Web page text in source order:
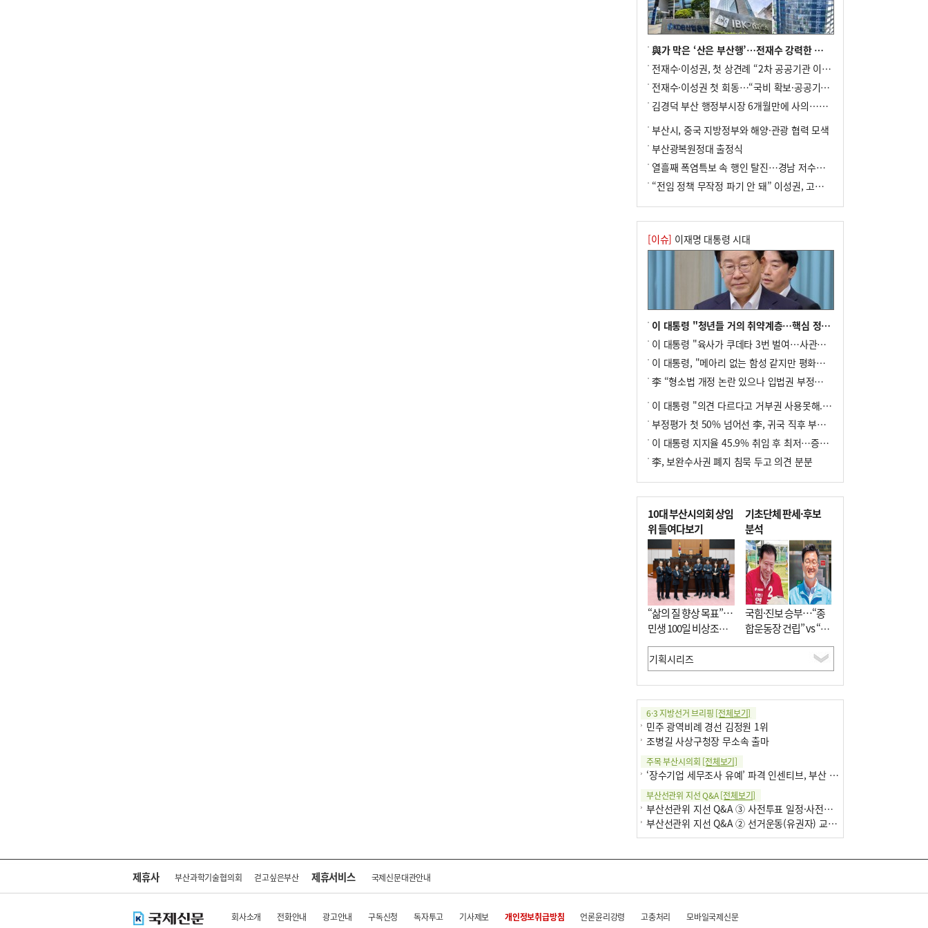
수도 도약의 전환점
9
외국인 선원 ‘인신매매 경유지’ 된 부산…
10 르노 못 타는 부산시장…관용차 규정에 막
힌 지역기업 응원
與가 막은 ‘산은 부산행’…전재수 강력한 의지 표명 없인 공염불
전재수·이성권, 첫 상견례 “2차 공공기관 이전 초당 협력”(종합)
전재수·이성권 첫 회동…“국비 확보·공공기관 이전 협력”
김경덕 부산 행정부시장 6개월만에 사의…후임 인선 촉각
부산시, 중국 지방정부와 해양·관광 협력 모색
부산광복원정대 출정식
열흘째 폭염특보 속 행인 탈진…경남 저수율 평년의 절반
“전임 정책 무작정 파기 안 돼” 이성권, 고강도 ‘전재수 견제’ 예고
[이슈] 이재명 대통령 시대
이 대통령 "청년들 거의 취약계층…핵심 정책 재편""
이 대통령 "육사가 쿠데타 3번 벌여…사관학교 통합 신속히 추진"
이 대통령, "메아리 없는 함성 같지만 평화공존책 계속해야"
李 “형소법 개정 논란 있으나 입법권 부정할 만큼은 아냐”(종합)
이 대통령 "의견 다르다고 거부권 사용못해.. 입법권 부정할 상황이라 보기 어려워"
부정평가 첫 50% 넘어선 李, 귀국 직후 부동산·증시 점검(종합)
이 대통령 지지율 45.9% 취임 후 최저…증시 폭락·연임 개헌 논란 영향
李, 보완수사권 폐지 침묵 두고 의견 분분
10대 부산시의회 상임
위 들여다보기
“삶의 질 향상 목표”…
민생 100일 비상조치
면밀 심사
기초단체 판세·후보
분석
국힘·진보 승부…“종
합운동장 건립” vs “출
근 공공버스 도입”
6·3 지방선거 브리핑 [전체보기]
민주 광역비례 경선 김정원 1위
조병길 사상구청장 무소속 출마
주목 부산시의회 [전체보기]
‘장수기업 세무조사 유예’ 파격 인센티브, 부산 유출 막을까
부산선관위 지선 Q&A[전체보기]
부산선관위 지선 Q&A ③ 사전투표 일정·사전투표함 보관
부산선관위 지선 Q&A ② 선거운동(유권자) 교육감투표용지
제휴사 부산과학기술협의회 걷고싶은부산 제휴서비스 국제신문대관안내
회사소개 전화안내 광고안내 구독신청 독자투고 기사제보 개인정보취급방침 언론윤리강령 고충처리 모바일국제신문